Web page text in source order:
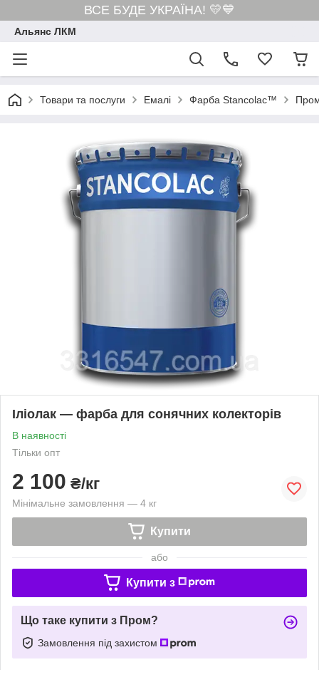
ВСЕ БУДЕ УКРАЇНА! 💛💙
Альянс ЛКМ
Товари та послуги Емалі Фарба Stancolac™
Іліолак — фарба для сонячних колекторів
В наявності
Тільки опт
2 100 ₴/кг
Мінімальне замовлення — 4 кг
Купити
або
Купити з
Що таке купити з Пром?
Замовлення під захистом